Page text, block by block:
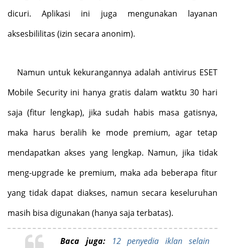
dicuri. Aplikasi ini juga mengunakan layanan
aksesbililitas (izin secara anonim).
Namun untuk kekurangannya adalah antivirus ESET
Mobile Security ini hanya gratis dalam watktu 30 hari
saja (fitur lengkap), jika sudah habis masa gatisnya,
maka harus beralih ke mode premium, agar tetap
mendapatkan akses yang lengkap. Namun, jika tidak
meng-upgrade ke premium, maka ada beberapa fitur
yang tidak dapat diakses, namun secara keseluruhan
masih bisa digunakan (hanya saja terbatas).
Baca juga:
12 penyedia iklan selain